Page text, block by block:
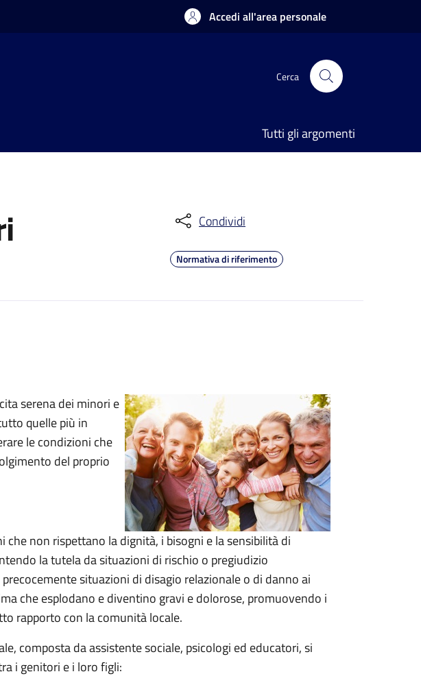
Accedi all'area personale
Cerca
Tutti gli argomenti
Condividi
Normativa di riferimento
serena dei minori e
quelle più in
le condizioni che
del proprio
che non rispettano la dignità, i bisogni e la sensibilità di
la tutela da situazioni di rischio o pregiudizio
situazioni di disagio relazionale o di danno ai
che esplodano e diventino gravi e dolorose, promuovendo i
rapporto con la comunità locale.
composta da assistente sociale, psicologi ed educatori, si
i genitori e i loro figli: